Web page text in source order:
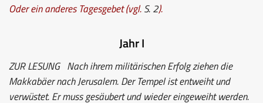
Oder ein anderes Tagesgebet (vgl.S. 2).
Jahr I
ZUR LESUNGNach ihrem militärischen Erfolg ziehen die
Makkabäer nach Jerusalem. Der Tempel ist entweiht und
verwüstet. Er muss gesäubert und wieder eingeweiht werden.